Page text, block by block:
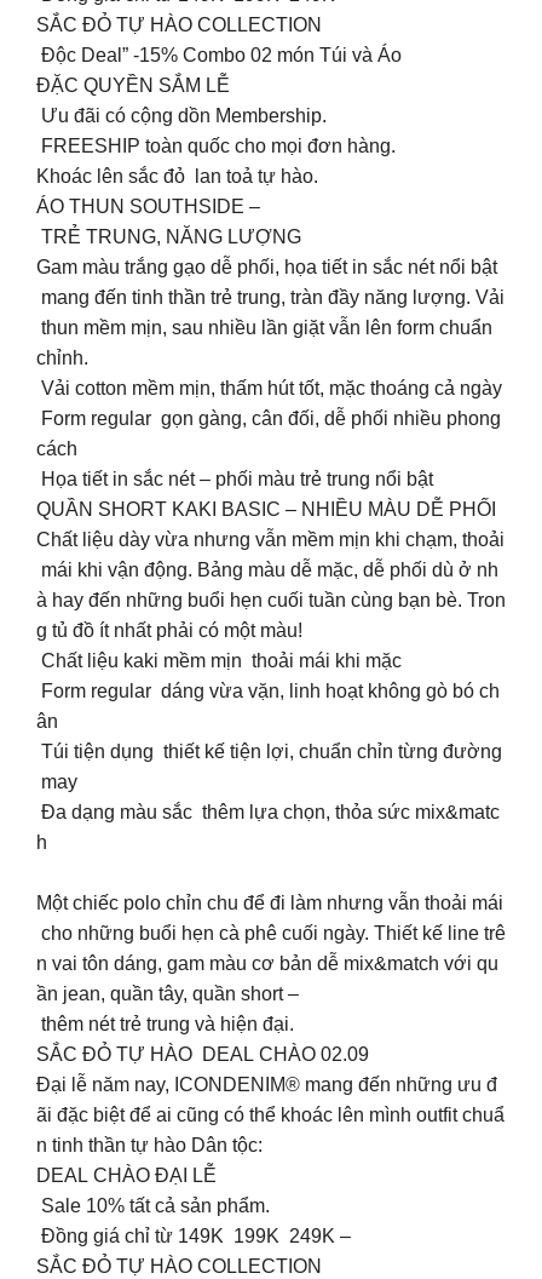
SẮC ĐỎ TỰ HÀO COLLECTION
Độc Deal” -15% Combo 02 món Túi và Áo
ĐẶC QUYỀN SẮM LỄ
Ưu đãi có cộng dồn Membership.
FREESHIP toàn quốc cho mọi đơn hàng.
Khoác lên sắc đỏ lan toả tự hào.
ÁO THUN SOUTHSIDE –
TRẺ TRUNG, NĂNG LƯỢNG
Gam màu trắng gạo dễ phối, họa tiết in sắc nét nổi bật
mang đến tinh thần trẻ trung, tràn đầy năng lượng. Vải
thun mềm mịn, sau nhiều lần giặt vẫn lên form chuẩn
chỉnh.
️ Vải cotton mềm mịn, thấm hút tốt, mặc thoáng cả ngày
️ Form regular gọn gàng, cân đối, dễ phối nhiều phong
cách
️ Họa tiết in sắc nét – phối màu trẻ trung nổi bật
QUẦN SHORT KAKI BASIC – NHIỀU MÀU DỄ PHỐI
Chất liệu dày vừa nhưng vẫn mềm mịn khi chạm, thoải
mái khi vận động. Bảng màu dễ mặc, dễ phối dù ở nh
à hay đến những buổi hẹn cuối tuần cùng bạn bè. Tron
g tủ đồ ít nhất phải có một màu!
️ Chất liệu kaki mềm mịn thoải mái khi mặc
️ Form regular dáng vừa vặn, linh hoạt không gò bó ch
ân
️ Túi tiện dụng thiết kế tiện lợi, chuẩn chỉn từng đường
may
️ Đa dạng màu sắc thêm lựa chọn, thỏa sức mix&matc
h
Một chiếc polo chỉn chu để đi làm nhưng vẫn thoải mái
cho những buổi hẹn cà phê cuối ngày. Thiết kế line trê
n vai tôn dáng, gam màu cơ bản dễ mix&match với qu
ần jean, quần tây, quần short –
thêm nét trẻ trung và hiện đại.
SẮC ĐỎ TỰ HÀO DEAL CHÀO 02.09
Đại lễ năm nay, ICONDENIM® mang đến những ưu đ
ãi đặc biệt để ai cũng có thể khoác lên mình outfit chuẩ
n tinh thần tự hào Dân tộc:
DEAL CHÀO ĐẠI LỄ
Sale 10% tất cả sản phẩm.
Đồng giá chỉ từ 149K 199K 249K –
SẮC ĐỎ TỰ HÀO COLLECTION